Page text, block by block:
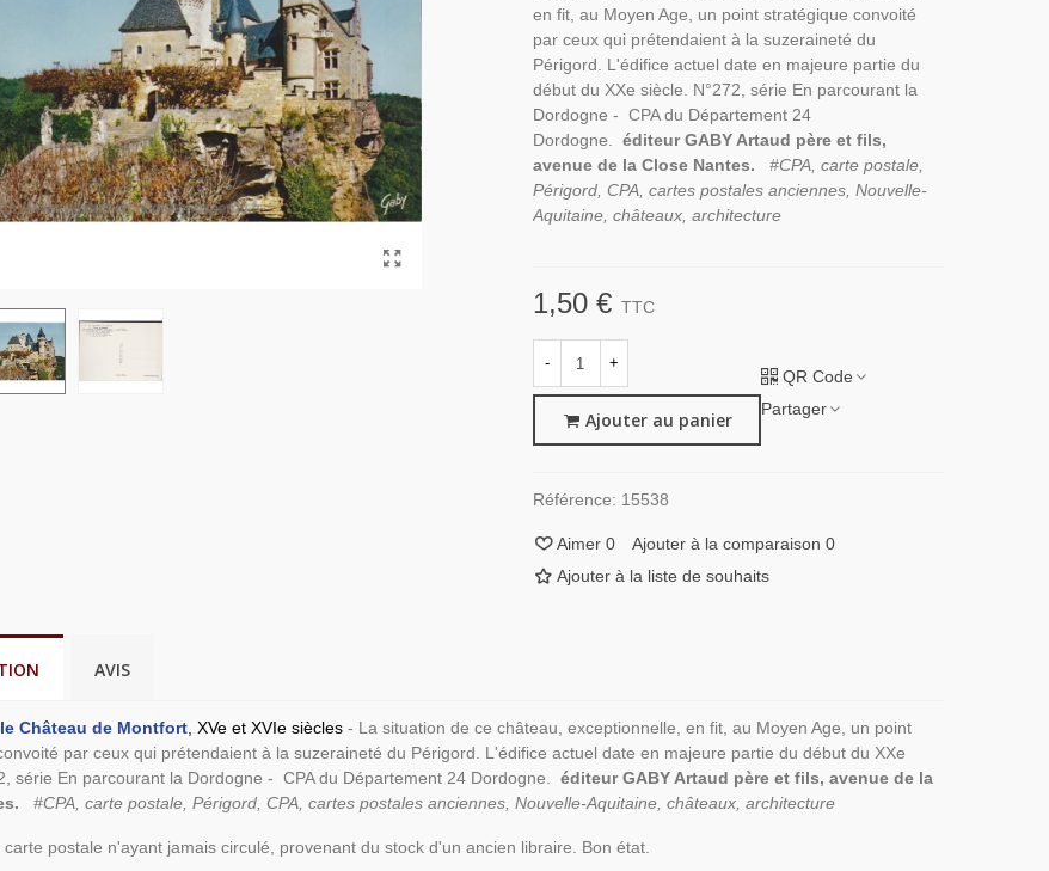
en fit, au Moyen Age, un point stratégique convoité
par ceux qui prétendaient à la suzeraineté du
Périgord. L'édifice actuel date en majeure partie du
début du XXe siècle. N°272, série En parcourant la
Dordogne - CPA du Département 24
Dordogne. éditeur GABY Artaud père et fils,
avenue de la Close Nantes.
#CPA, carte postale,
Périgord, CPA, cartes postales anciennes, Nouvelle-
Aquitaine, châteaux, architecture
1,50 € TTC
- +
Ajouter au panier
QR Code
Partager
Référence: 15538
Aimer 0 Ajouter à la comparaison 0
Ajouter à la liste de souhaits
AVIS
Château de Montfort, XVe et XVIe siècles - La situation de ce château, exceptionnelle, en fit, au Moyen Age, un point
par ceux qui prétendaient à la suzeraineté du Périgord. L'édifice actuel date en majeure partie du début du XXe
série En parcourant la Dordogne - CPA du Département 24 Dordogne. éditeur GABY Artaud père et fils, avenue de la
#CPA, carte postale, Périgord, CPA, cartes postales anciennes, Nouvelle-Aquitaine, châteaux, architecture
carte postale n'ayant jamais circulé, provenant du stock d'un ancien libraire. Bon état.